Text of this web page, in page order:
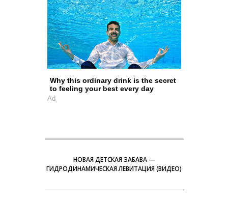
Why this ordinary drink is the secret
to feeling your best every day
Ad
НОВАЯ ДЕТСКАЯ ЗАБАВА —
ГИДРОДИНАМИЧЕСКАЯ ЛЕВИТАЦИЯ (ВИДЕО)